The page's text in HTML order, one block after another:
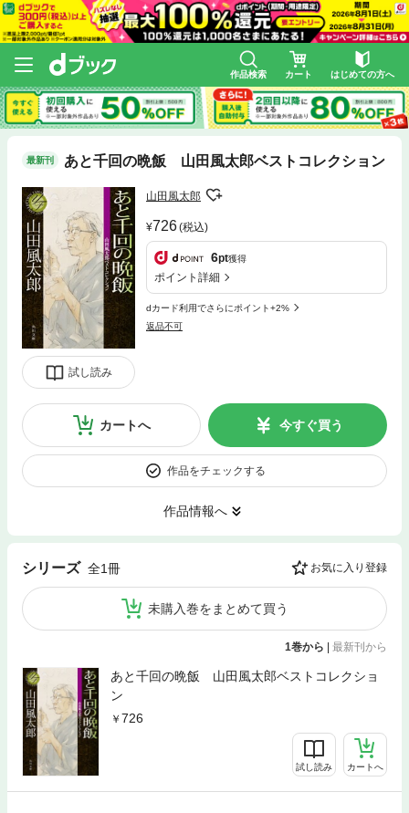
作品検索 カート はじめての方へ
最新刊 あと千回の晩飯 山田風太郎ベストコレクション
試し読み
山田風太郎
726(税込)
6pt獲得
ポイント詳細
dカード利用でさらにポイント+2%
返品不可
カートへ 今すぐ買う
作品をチェックする
作品情報へ
シリーズ 全1冊 お気に入り登録
未購入巻をまとめて買う
1巻から | 最新刊から
あと千回の晩飯 山田風太郎ベストコレクショ
ン
726
試し読み カートへ